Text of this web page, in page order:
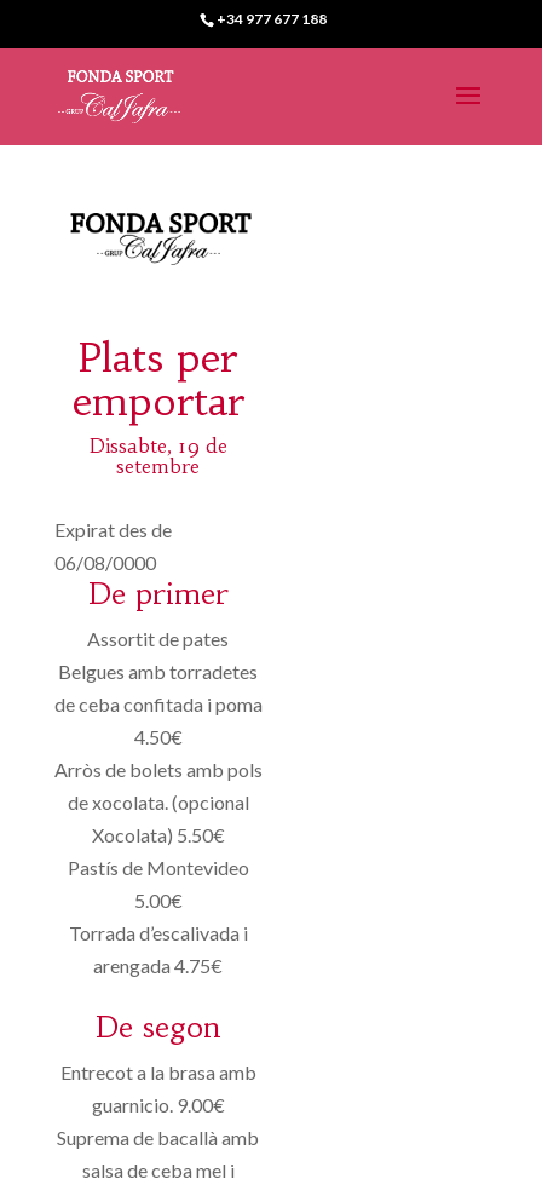
+34 977 677 188
Plats per
emportar
Dissabte, 19 de
setembre
Expirat des de
06/08/0000
De primer
Assortit de pates
Belgues amb torradetes
de ceba confitada i poma
4.50€
Arròs de bolets amb pols
de xocolata. (opcional
Xocolata) 5.50€
Pastís de Montevideo
5.00€
Torrada d’escalivada i
arengada 4.75€
De segon
Entrecot a la brasa amb
guarnicio. 9.00€
Suprema de bacallà amb
salsa de ceba mel i